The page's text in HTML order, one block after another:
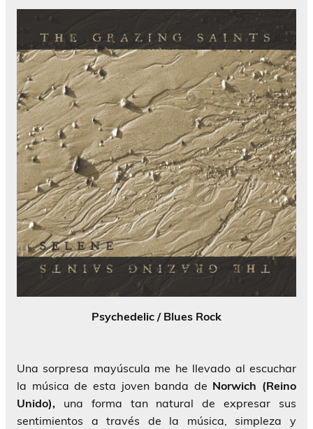
Psychedelic / Blues Rock
Una sorpresa mayúscula me he llevado al escuchar
la música de esta joven banda de Norwich (Reino
Unido), una forma tan natural de expresar sus
sentimientos a través de la música, simpleza y